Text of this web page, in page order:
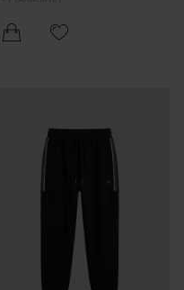
LE PASSANT